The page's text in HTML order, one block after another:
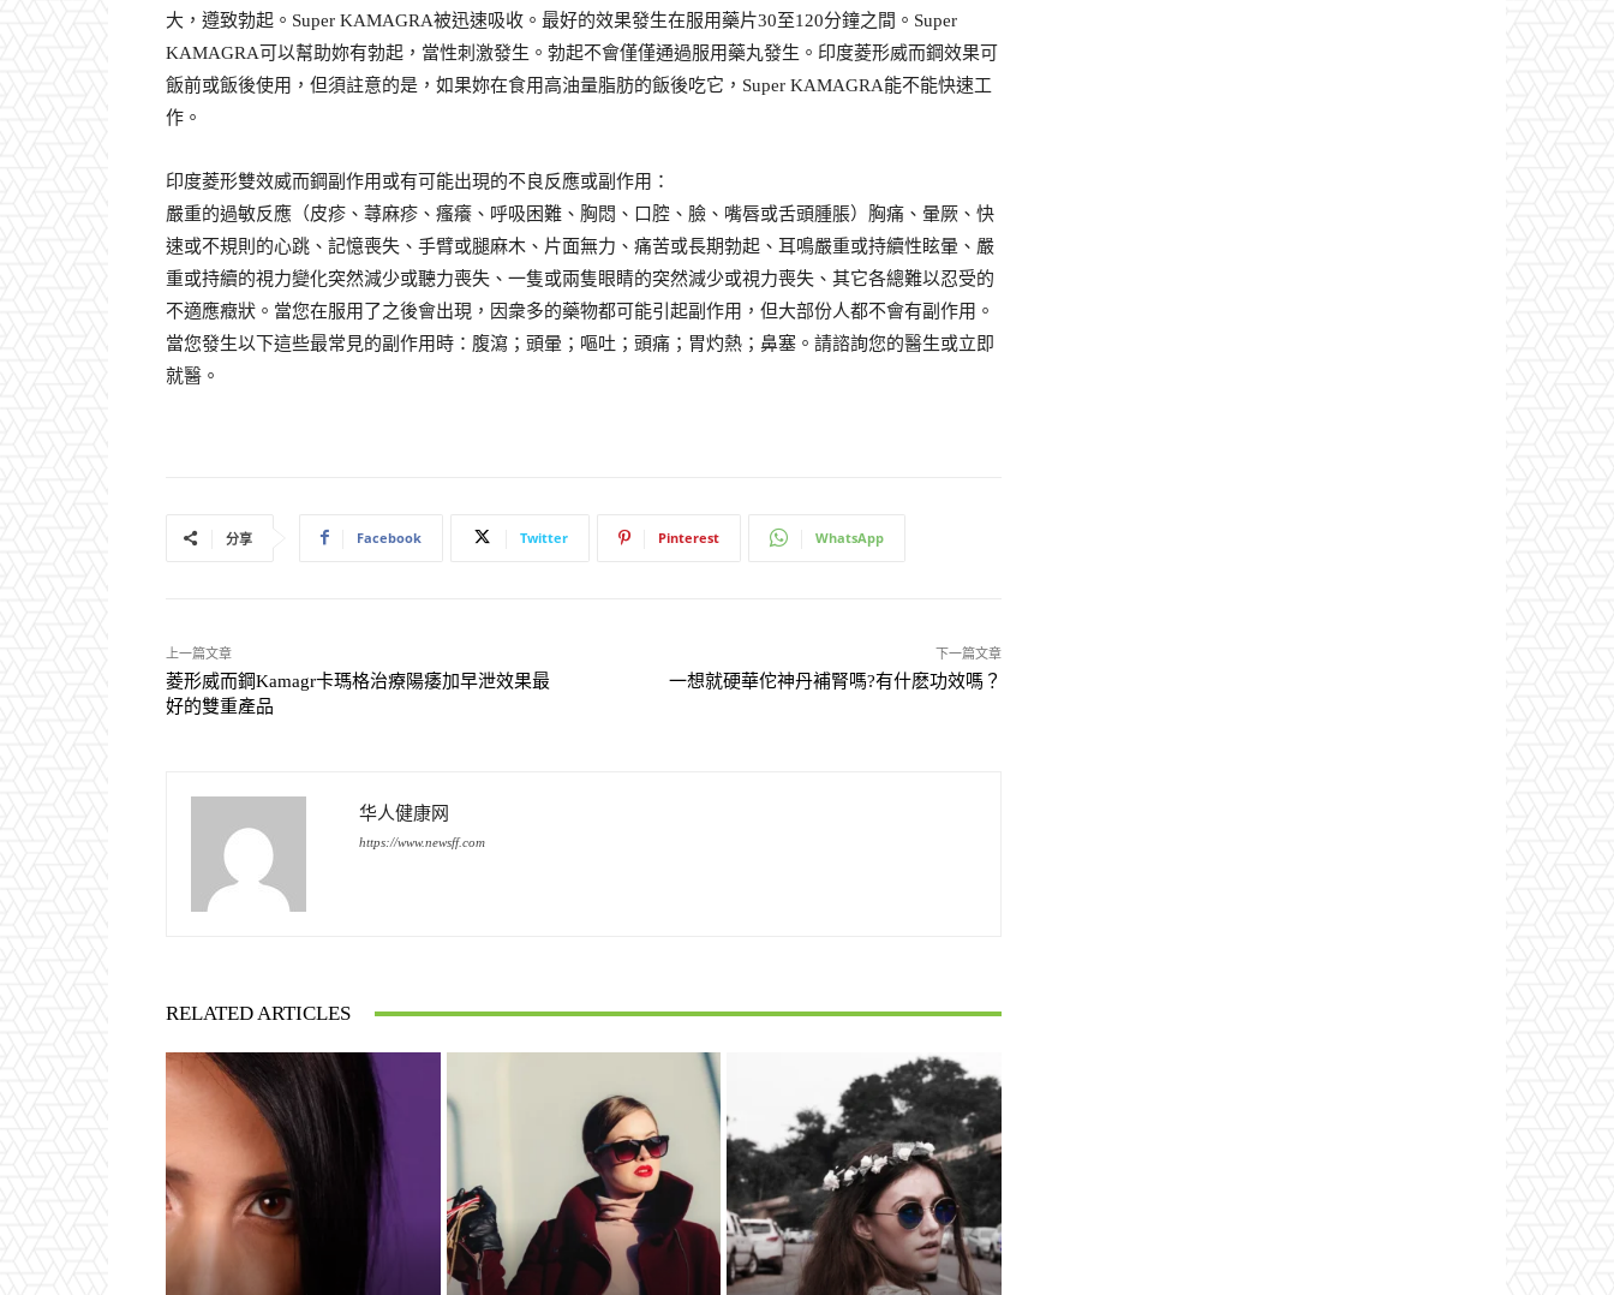
大，遵致勃起。Super KAMAGRA被迅速吸收。最好的效果發生在服用藥片30至120分鐘之間。Super
KAMAGRA可以幫助妳有勃起，當性刺激發生。勃起不會僅僅通過服用藥丸發生。印度菱形威而鋼效果可
飯前或飯後使用，但須註意的是，如果妳在食用高油量脂肪的飯後吃它，Super KAMAGRA能不能快速工
作。
印度菱形雙效威而鋼副作用或有可能出現的不良反應或副作用：
嚴重的過敏反應（皮疹、蕁麻疹、瘙癢、呼吸困難、胸悶、口腔、臉、嘴唇或舌頭腫脹）胸痛、暈厥、快
速或不規則的心跳、記憶喪失、手臂或腿麻木、片面無力、痛苦或長期勃起、耳鳴嚴重或持續性眩暈、嚴
重或持續的視力變化突然減少或聽力喪失、一隻或兩隻眼睛的突然減少或視力喪失、其它各總難以忍受的
不適應癥狀。當您在服用了之後會出現，因衆多的藥物都可能引起副作用，但大部份人都不會有副作用。
當您發生以下這些最常見的副作用時：腹瀉；頭暈；嘔吐；頭痛；胃灼熱；鼻塞。請諮詢您的醫生或立即
就醫。
分享 Facebook Twitter Pinterest WhatsApp
上一篇文章
菱形威而鋼Kamagr卡瑪格治療陽痿加早泄效果最
好的雙重產品
下一篇文章
一想就硬華佗神丹補腎嗎?有什麽功效嗎？
华人健康网
https://www.newsff.com
RELATED ARTICLES